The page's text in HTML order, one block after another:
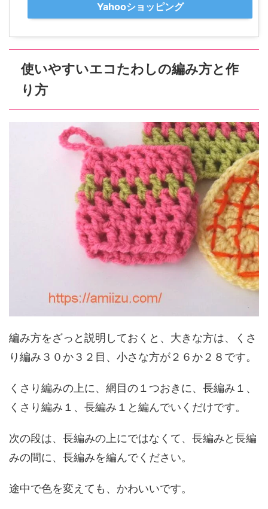
Yahooショッピング
使いやすいエコたわしの編み方と作
り方
編み方をざっと説明しておくと、大きな方は、くさ
り編み３０か３２目、小さな方が２６か２８です。
くさり編みの上に、網目の１つおきに、長編み１、
くさり編み１、長編み１と編んでいくだけです。
次の段は、長編みの上にではなくて、長編みと長編
みの間に、長編みを編んでください。
途中で色を変えても、かわいいです。